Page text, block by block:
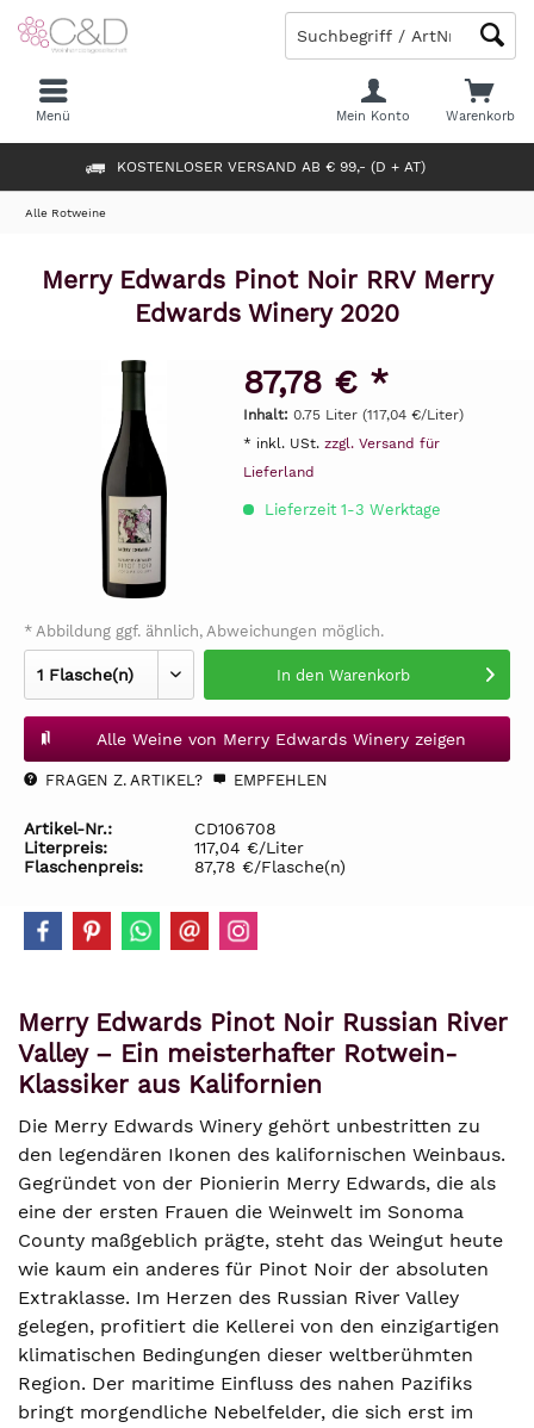
KOSTENLOSER VERSAND AB € 99,- (D + AT)
Warenkorb
Mein Konto
Menü
Alle Rotweine
Merry Edwards Pinot Noir RRV Merry
Edwards Winery 2020
87,78 € *
Inhalt: 0.75 Liter (117,04 €/Liter)
* inkl. USt. zzgl. Versand für
Lieferland
Lieferzeit 1-3 Werktage
* Abbildung ggf. ähnlich, Abweichungen möglich.
In den Warenkorb
Alle Weine von Merry Edwards Winery zeigen
FRAGEN Z. ARTIKEL? EMPFEHLEN
Artikel-Nr.:
CD106708
Literpreis:
117,04 €/Liter
Flaschenpreis:
87,78 €/Flasche(n)
Merry Edwards Pinot Noir Russian River
Valley – Ein meisterhafter Rotwein-
Klassiker aus Kalifornien
Die Merry Edwards Winery gehört unbestritten zu
den legendären Ikonen des kalifornischen Weinbaus.
Gegründet von der Pionierin Merry Edwards, die als
eine der ersten Frauen die Weinwelt im Sonoma
County maßgeblich prägte, steht das Weingut heute
wie kaum ein anderes für Pinot Noir der absoluten
Extraklasse. Im Herzen des Russian River Valley
gelegen, profitiert die Kellerei von den einzigartigen
klimatischen Bedingungen dieser weltberühmten
Region. Der maritime Einfluss des nahen Pazifiks
bringt morgendliche Nebelfelder, die sich erst im